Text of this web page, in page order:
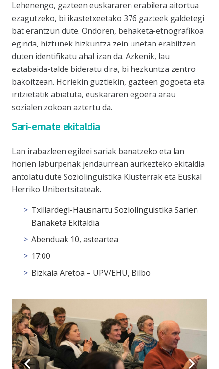
Lehenengo, gazteen euskararen erabilera aitortua
ezagutzeko, bi ikastetxeetako 376 gazteek galdetegi
bat erantzun dute. Ondoren, behaketa-etnografikoa
eginda, hiztunek hizkuntza zein unetan erabiltzen
duten identifikatu ahal izan da. Azkenik, lau
eztabaida-talde bideratu dira, bi hezkuntza zentro
bakoitzean. Horiekin guztiekin, gazteen gogoeta eta
iritzietatik abiatuta, euskararen egoera arau
sozialen zokoan aztertu da.
Sari-emate ekitaldia
Lan irabazleen egileei sariak banatzeko eta lan
horien laburpenak jendaurrean aurkezteko ekitaldia
antolatu dute Soziolinguistika Klusterrak eta Euskal
Herriko Unibertsitateak.
Txillardegi-Hausnartu Soziolinguistika Sarien
Banaketa Ekitaldia
Abenduak 10, asteartea
17:00
Bizkaia Aretoa – UPV/EHU, Bilbo